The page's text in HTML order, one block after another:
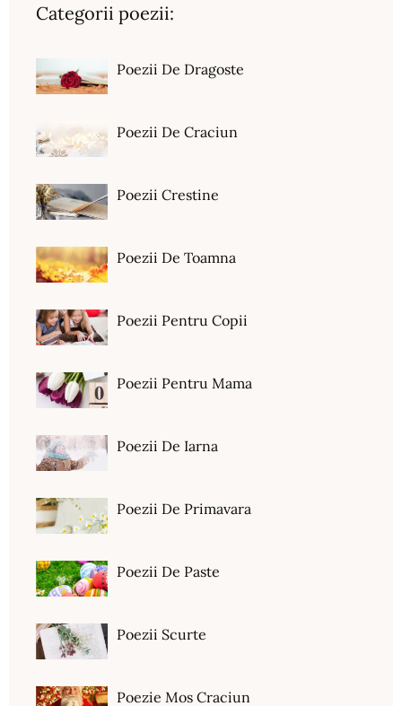
Categorii poezii:
Poezii De Dragoste
Poezii De Craciun
Poezii Crestine
Poezii De Toamna
Poezii Pentru Copii
Poezii Pentru Mama
Poezii De Iarna
Poezii De Primavara
Poezii De Paste
Poezii Scurte
Poezie Mos Craciun